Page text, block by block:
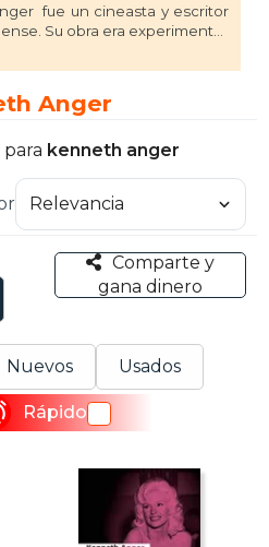
fue un cineasta y escritor
Su obra era experimental,
polémico y pertenece al
cultural y artístico conocido
Anger
kenneth anger
Comparte y
gana dinero
Nuevos Usados
Rápido